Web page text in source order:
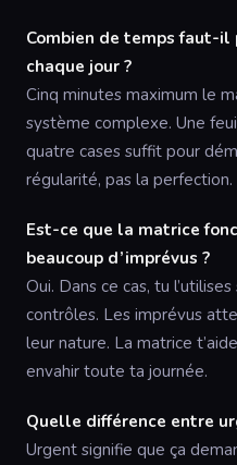
Combien de temps faut-
chaque jour ?
Cinq minutes maximum le
système complexe. Une
quatre cases suffit pour
régularité, pas la perfection.
Est-ce que la matrice
beaucoup d’imprévus ?
Oui. Dans ce cas, tu
contrôles. Les imprévus
leur nature. La matrice
envahir toute ta journée.
Quelle différence entre
Urgent signifie que ça